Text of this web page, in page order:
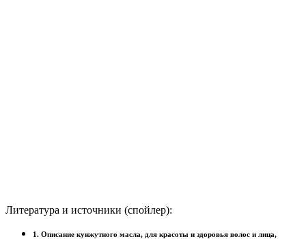
Литература и источники (спойлер):
1. Описание кунжутного масла, для красоты и здоровья волос и лица,